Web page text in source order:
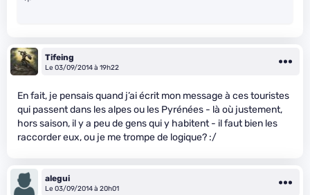
Tifeing
Le 03/09/2014 à 19h22
En fait, je pensais quand j’ai écrit mon message à ces touristes
qui passent dans les alpes ou les Pyrénées - là où justement,
hors saison, il y a peu de gens qui y habitent - il faut bien les
raccorder eux, ou je me trompe de logique? :/
alegui
Le 03/09/2014 à 20h01